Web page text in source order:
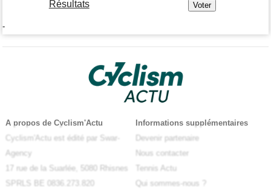
Résultats
-
A propos de Cyclism'Actu
Cyclism'Actu est édité par Swar-
Agency
17 rue de la Suarlée, 5080 Rhisnes
SPRLS BE 0836.273.820
Informations supplémentaires
Devenir partenaire
Nous contacter
Tennis Actu
Qui sommes-nous ?